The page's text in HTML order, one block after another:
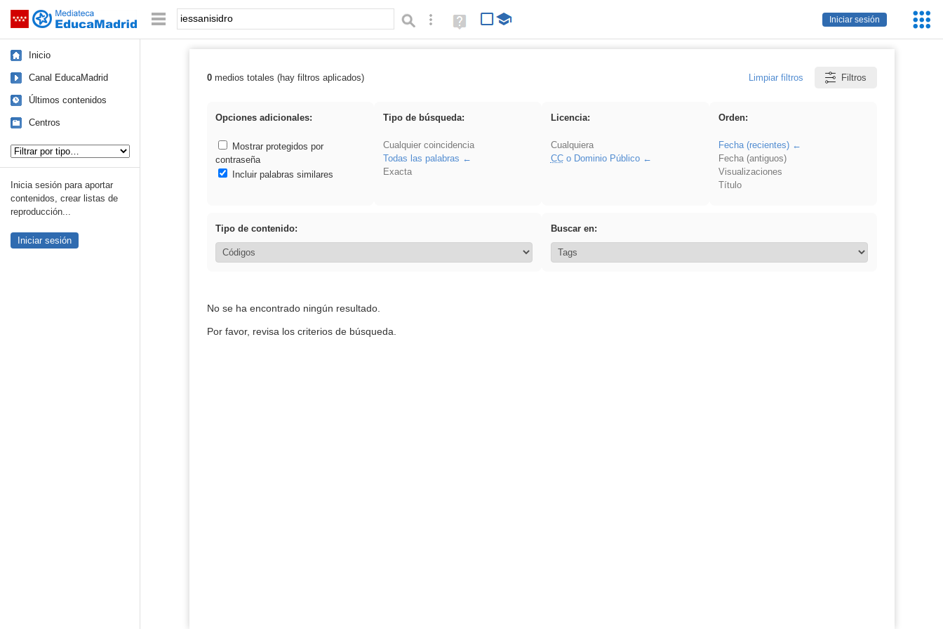
Saltar navegación
Iniciar sesión
Palabra o frase: Búsqueda avanzada
Ayuda
(en
Inicio
Canal EducaMadrid
Últimos contenidos
Centros
Inicia sesión para aportar
contenidos, crear listas de
reproducción...
Iniciar sesión
Resultados de: iessanisidro
0medios totales (hay filtros aplicados) Limpiar filtros Filtros
Opciones adicionales:
Mostrar protegidos por
contraseña
Incluir palabras similares
Tipo de búsqueda:
Cualquier coincidencia
Todas las palabras
Exacta
Licencia:
Cualquiera
CCo Dominio Público
Orden:
Fecha (recientes)
Fecha (antiguos)
Visualizaciones
Título
Tipo de contenido: Buscar en:
No se ha encontrado ningún resultado.
Por favor, revisa los criterios de búsqueda.